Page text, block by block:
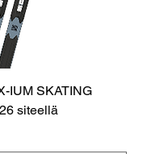
IUM SKATING
siteellä